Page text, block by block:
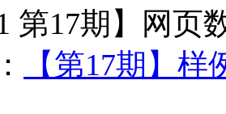
第17期】
网页
【第17期】